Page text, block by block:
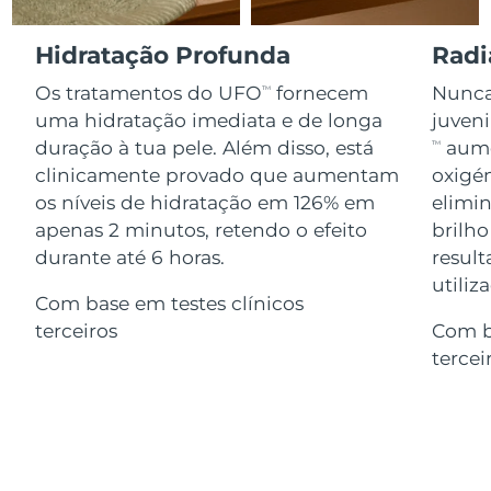
Hidratação Profunda
Os tratamentos do UFOTM
fornecem
uma hidratação imediata e de longa
duração à tua pele. Além disso, está
clinicamente provado que aumentam
os níveis de hidratação em 126% em
apenas 2 minutos, retendo o efeito
durante até 6 horas.
Com base em testes clínicos
terceiros
TM
brilho
Com
Advanced pore care essentials
Serum
issa™ Teeth Whitening Gel
18% PAP
Cosméticos Homens
Comprar todos
SOBRE
Israel Entrega prevista 8/16/26
Itália Entrega prevista 8/12/26
Japão Entrega prevista 8/15/26
Jersey Entrega prevista 8/17/26
Cazaquistão 8/14/26
Kuwait Entrega prevista
8/12/26